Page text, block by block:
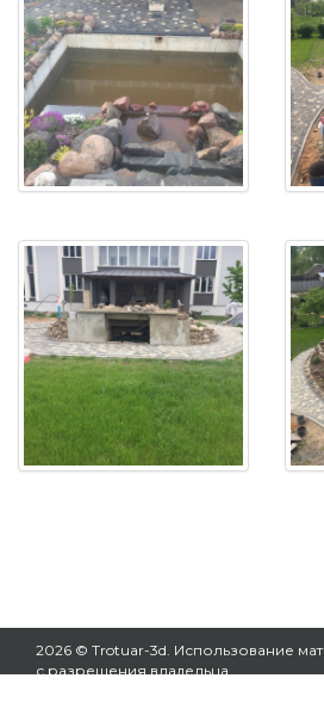
2026 © Trotuar-3d. Использование
с разрешения владельца